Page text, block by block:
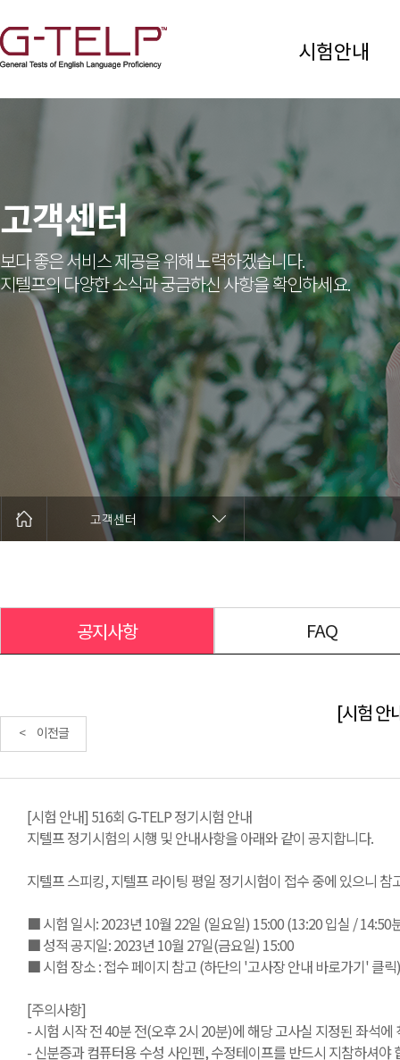
시험안내
고객센터
보다 좋은 서비스 제공을 위해 노력하겠습니다.
지텔프의 다양한 소식과 궁금하신 사항을 확인하세요.
고객센터
공지사항 FAQ
[시험 안
< 이전글
[시험 안내] 516회 G-TELP 정기시험 안내
지텔프 정기시험의 시행 및 안내사항을 아래와 같이 공지합니다.
지텔프 스피킹, 지텔프 라이팅 평일 정기시험이 접수 중에 있으니 참
■ 시험 일시: 2023년 10월 22일 (일요일) 15:00 (13:20 입실 / 14:50
■ 성적 공지일: 2023년 10월 27일(금요일) 15:00
■ 시험 장소 : 접수 페이지 참고 (하단의 '고사장 안내 바로가기' 클릭)
[주의사항]
- 시험 시작 전 40분 전(오후 2시 20분)에 해당 고사실 지정된 좌석에
- 신분증과 컴퓨터용 수성 사인펜, 수정테이프를 반드시 지참하셔야